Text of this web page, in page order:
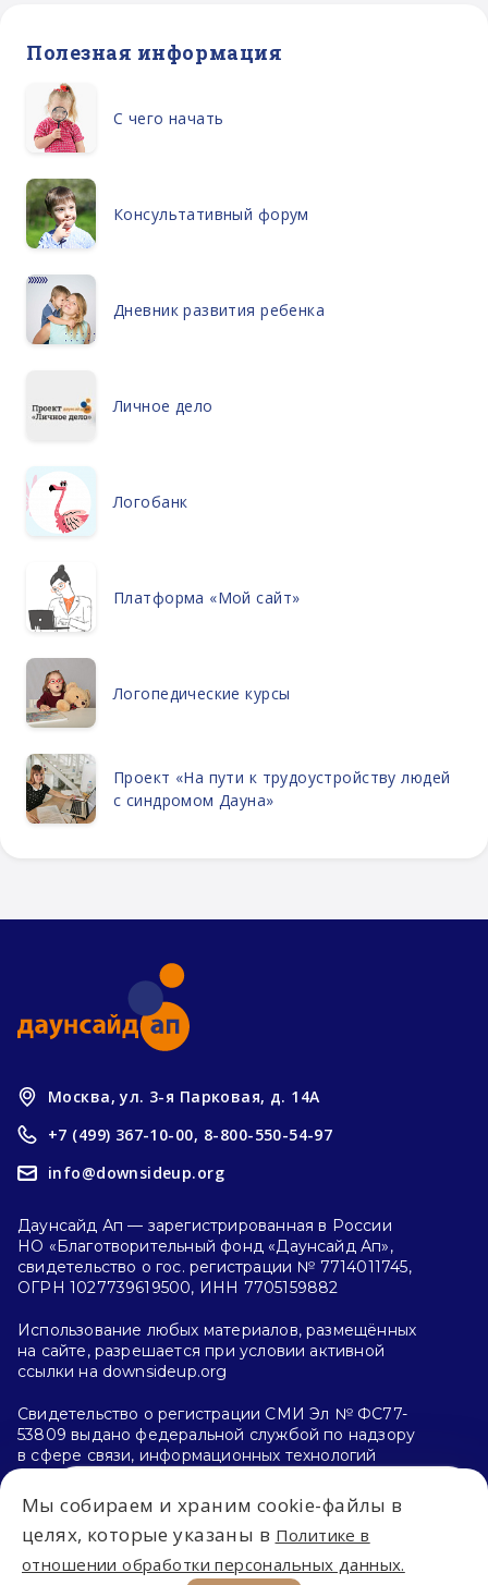
Полезная информация
С чего начать
Консультативный форум
Дневник развития ребенка
Личное дело
Логобанк
Платформа «Мой сайт»
Логопедические курсы
Проект «На пути к трудоустройству людей
с синдромом Дауна»
Впервые на сайте?
С чего начать?
Москва, ул. 3-я Парковая, д. 14А
+7 (499) 367-10-00, 8-800-550-54-97
info@downsideup.org
Даунсайд Ап — зарегистрированная в России
НО «Благотворительный фонд «Даунсайд Ап»,
свидетельство о гос. регистрации № 7714011745,
ОГРН 1027739619500, ИНН 7705159882
Использование любых материалов, размещённых
на сайте, разрешается при условии активной
ссылки на downsideup.org
Свидетельство о регистрации СМИ Эл № ФС77-
53809 выдано федеральной службой по надзору
в сфере связи, информационных технологий
и массовых коммуникаций (Роскомнадзор)
26.04.2013 г.
Политика конфиденциальности
Мы собираем и храним cookie-файлы в
целях, которые указаны в Политике в
отношении обработки персональных данных.